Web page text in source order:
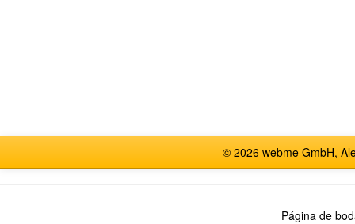
© 2026 webme GmbH,
Página de